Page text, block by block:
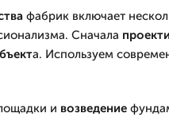
фабрик включает
Сначала
а. Используем
и возведение